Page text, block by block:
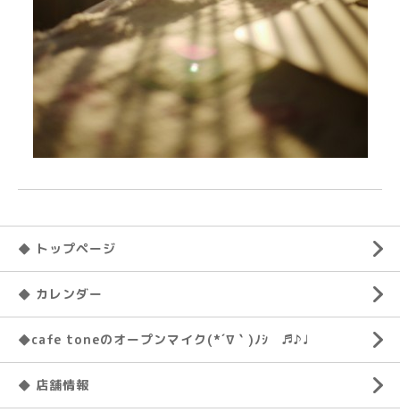
◆ トップページ
◆ カレンダー
◆cafe toneのオープンマイク(*´∇｀)ﾉｼ ♬♪♩
◆ 店舗情報